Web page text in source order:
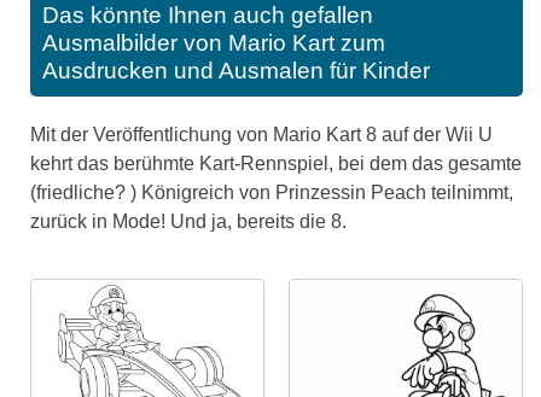
Das könnte Ihnen auch gefallen
Ausmalbilder von Mario Kart zum
Ausdrucken und Ausmalen für Kinder
Mit der Veröffentlichung von Mario Kart 8 auf der Wii U
kehrt das berühmte Kart-Rennspiel, bei dem das gesamte
(friedliche? ) Königreich von Prinzessin Peach teilnimmt,
zurück in Mode! Und ja, bereits die 8.